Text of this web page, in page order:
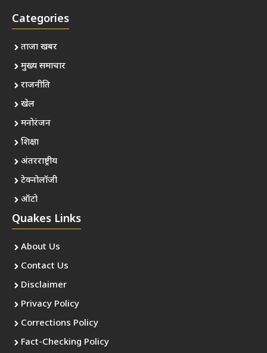
Categories
ताजा खबर
मुख्य समाचार
राजनीति
खेल
मनोरंजन
शिक्षा
अंतरराष्ट्रीय
टेक्नोलॉजी
ऑटो
Quakes Links
About Us
Contact Us
Disclaimer
Privacy Policy
Corrections Policy
Fact-Checking Policy